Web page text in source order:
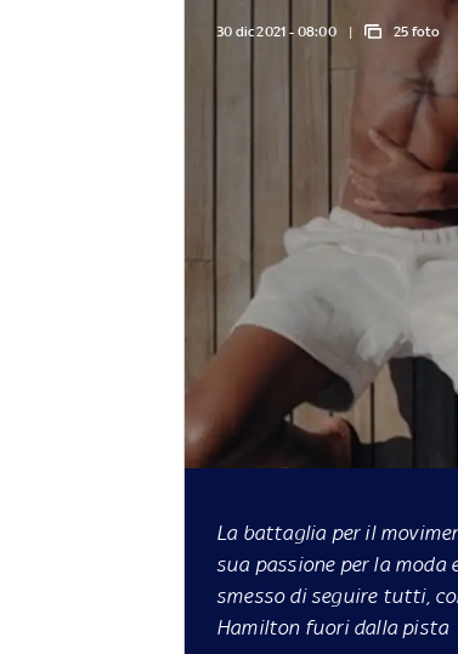
30 dic 2021 - 08:00 25 foto
La battaglia per il
sua passione per la moda
smesso di seguire tutti,
Hamilton fuori dalla pista